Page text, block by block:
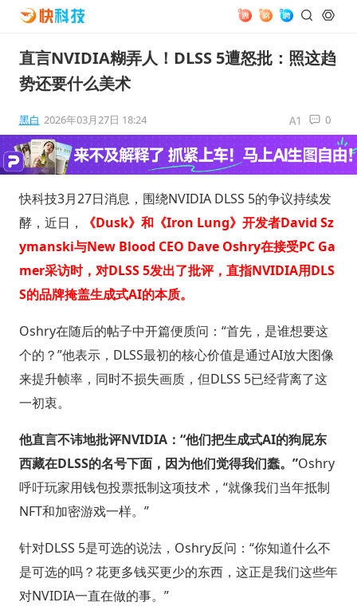
直言NVIDIA糊弄人！DLSS 5遭怒批：照这趋
势还要什么美术
黑白 2026年03月27日 18:24 0
快科技3月27日消息，围绕NVIDIA DLSS 5的争议持续发
酵，近日，
《Dusk》和《Iron Lung》开发者David Sz
ymanski与New Blood CEO Dave Oshry在接受PC Ga
mer采访时，对DLSS 5发出了批评，直指NVIDIA用DLS
S的品牌掩盖生成式AI的本质。
Oshry在随后的帖子中开篇便质问：“首先，是谁想要这
个的？”他表示，DLSS最初的核心价值是通过AI放大图像
来提升帧率，同时不损失画质，但DLSS 5已经背离了这
一初衷。
他直言不讳地批评NVIDIA：“他们把生成式AI的狗屁东
西藏在DLSS的名号下面，因为他们觉得我们蠢。”Oshry
呼吁玩家用钱包投票抵制这项技术，“就像我们当年抵制
NFT和加密游戏一样。”
针对DLSS 5是可选的说法，Oshry反问：“你知道什么不
是可选的吗？花更多钱买更少的东西，这正是我们这些年
对NVIDIA一直在做的事。”